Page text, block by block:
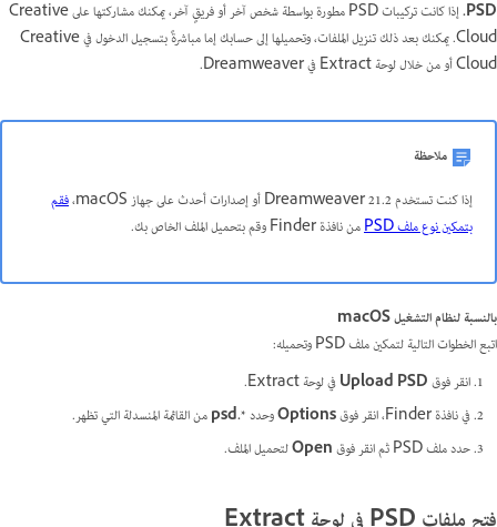
PSD.
إذا كانت تركيبات PSD مطورة بواسطة شخص آخر أو فريقٍ آخر، يمكنك مشاركتها على Creative
Cloud. يمكنك بعد ذلك تنزيل الملفات، وتحميلها إلى حسابك إما مباشرةً بتسجيل الدخول في Creative
Cloud أو من خلال لوحة Extract في Dreamweaver.
ملاحظة
إذا كنت تستخدم Dreamweaver 21.2 أو إصدارات أحدث على جهاز macOS،
فقم
بتمكين نوع ملف PSD
من نافذة Finder وقم بتحميل الملف الخاص بك.
بالنسبة لنظام التشغيل macOS
اتبع الخطوات التالية لتمكين ملف PSD وتحميله:
انقر فوق
في لوحة Extract.
في نافذة Finder، انقر فوق
Optionsوحدد*.psd
من القائمة المنسدلة التي تظهر.
حدد ملف PSD ثم انقر فوق
Openلتحميل الملف.